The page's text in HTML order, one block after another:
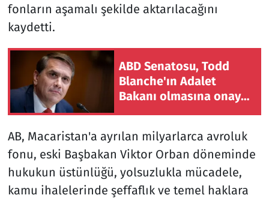
fonların aşamalı şekilde aktarılacağını
kaydetti.
ABD Senatosu, Todd
Blanche'ın Adalet
Bakanı olmasına onay
AB, Macaristan'a ayrılan milyarlarca avroluk
fonu, eski Başbakan Viktor Orban döneminde
hukukun üstünlüğü, yolsuzlukla mücadele,
kamu ihalelerinde şeffaflık ve temel haklara